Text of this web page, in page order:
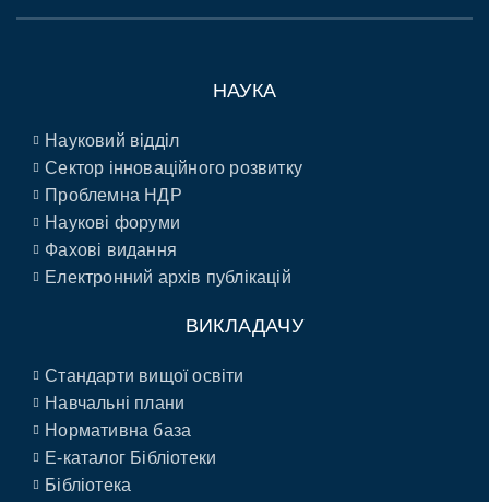
НАУКА
Науковий відділ
Сектор інноваційного розвитку
Проблемна НДР
Наукові форуми
Фахові видання
Електронний архів публікацій
ВИКЛАДАЧУ
Стандарти вищої освіти
Навчальні плани
Нормативна база
E-каталог Бібліотеки
Бібліотека